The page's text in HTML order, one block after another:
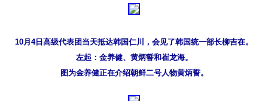
10月4日高级代表团当天抵达韩国仁川，会见了韩国统一部长柳吉在。
左起：金养健、黄炳誓和崔龙海。
图为金养健正在介绍朝鲜二号人物黄炳誓。